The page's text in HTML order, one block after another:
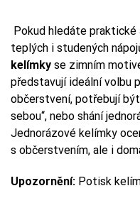
Pokud hledáte
teplých i studených
kelímky se zimním
představují ideální volbu
občerstvení, potřebují
sebou“, nebo shání
Jednorázové kelímky
s občerstvením, ale i
Upozornění: Potisk